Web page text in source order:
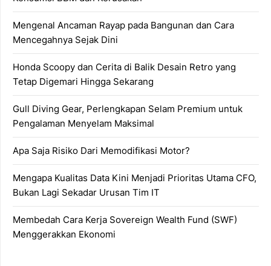
Mengenal Ancaman Rayap pada Bangunan dan Cara
Mencegahnya Sejak Dini
Honda Scoopy dan Cerita di Balik Desain Retro yang
Tetap Digemari Hingga Sekarang
Gull Diving Gear, Perlengkapan Selam Premium untuk
Pengalaman Menyelam Maksimal
Apa Saja Risiko Dari Memodifikasi Motor?
Mengapa Kualitas Data Kini Menjadi Prioritas Utama CFO,
Bukan Lagi Sekadar Urusan Tim IT
Membedah Cara Kerja Sovereign Wealth Fund (SWF)
Menggerakkan Ekonomi